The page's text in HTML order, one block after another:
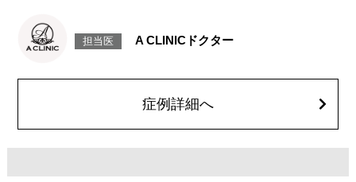
施術時間：約15分程
リスク、副作用：腫れ、赤み、内出血、痛み、突っ張り感などが生じるこ
は1〜2週間ほどお控えください。ボトックス注入後は男性は3か月、女性
は2か月避妊して頂くようお願いします。
施術名：唇のヒアルロン酸注射
担当医 A CLINICドクター
症例詳細へ